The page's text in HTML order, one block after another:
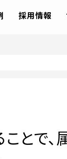
採用情報
で、